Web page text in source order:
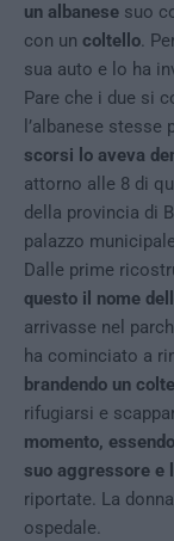
un albanese suo
con un coltello.
sua auto e lo ha
Pare che i due si
l’albanese stesse
scorsi lo aveva
attorno alle 8 di
della provincia di
palazzo
Dalle prime
questo il nome
arrivasse nel
ha cominciato a
brandendo un
rifugiarsi e
momento,
suo aggressore e
riportate. La
ospedale.